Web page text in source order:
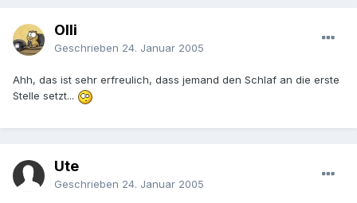
Olli
Geschrieben 24. Januar 2005
Ahh, das ist sehr erfreulich, dass jemand den Schlaf an die erste
Stelle setzt...
Ute
Geschrieben 24. Januar 2005